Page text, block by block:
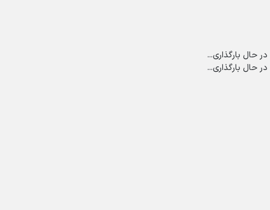
در حال بارگذاری...
در حال بارگذاری...